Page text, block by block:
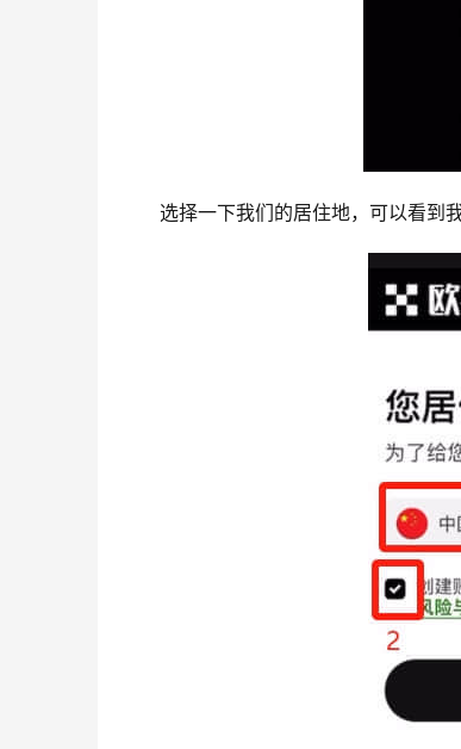
选择一下我们的居住地，可以看到